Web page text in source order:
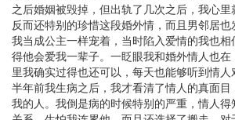
之后婚姻被毁掉，但出轨了几次之后，我心里
反而还特别的珍惜这段婚外情，而且男邻居
我当成公主一样宠着，当时陷入爱情的我也
得他会爱我一辈子。一眨眼我和婚外情人也
里我确实过得也还可以，每天也能够听到情
半年前我生病之后，我才看清了情人的真面
我的人。我倒是病的时候特别的严重，情人